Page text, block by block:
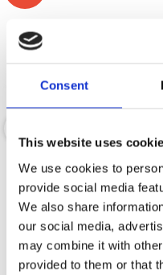
Consent
This website uses
We use cookies to
provide social media
We also share
our social media,
may combine it with
provided to them or that
Xcelsus Magma 220.4
Kraftigt 4-kanaligt slutsteg
Finns i lagershop Göteborg